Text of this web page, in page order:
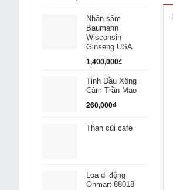
Nhân sâm
Baumann
Wisconsin
Ginseng USA
1,400,000₫
Tinh Dầu Xông
Cảm Trần Mao
260,000₫
Than củi cafe
Loa di động
Onmart 88018